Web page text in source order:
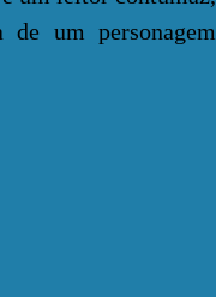
um personagem